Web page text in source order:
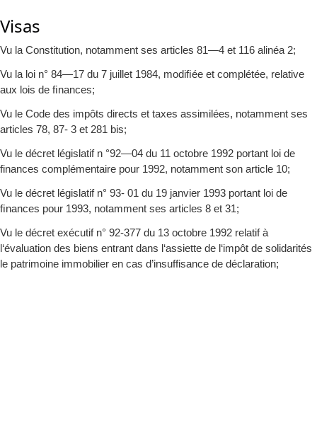
Visas
Vu la Constitution, notamment ses articles 81—4 et 116 alinéa 2;
Vu la loi n° 84—17 du 7 juillet 1984, modiﬁée et complétée, relative
aux lois de ﬁnances;
Vu le Code des impôts directs et taxes assimilées, notamment ses
articles 78, 87- 3 et 281 bis;
Vu le décret législatif n °92—04 du 11 octobre 1992 portant loi de
finances complémentaire pour 1992, notamment son article 10;
Vu le décret législatif n° 93- 01 du 19 janvier 1993 portant loi de
ﬁnances pour 1993, notamment ses articles 8 et 31;
Vu le décret exécutif n° 92-377 du 13 octobre 1992 relatif à
l‘évaluation des biens entrant dans l‘assiette de l‘impôt de solidarités
le patrimoine immobilier en cas d’insuffisance de déclaration;